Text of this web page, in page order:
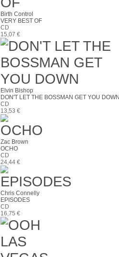
Birth Control
VERY BEST OF
CD
15,07 €
Elvin Bishop
DON'T LET THE BOSSMAN GET YOU
CD
13,53 €
Zac Brown
OCHO
CD
24,44 €
Chris Connelly
EPISODES
CD
16,75 €